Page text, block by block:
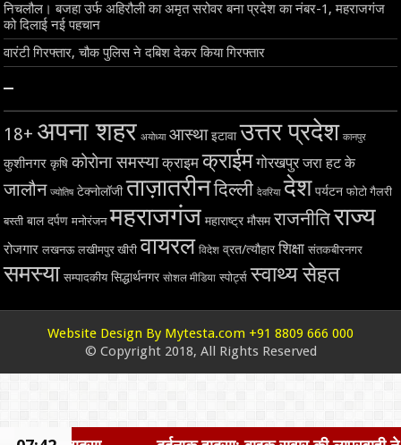
निचलौल। बजहा उर्फ अहिरौली का अमृत सरोवर बना प्रदेश का नंबर-1, महराजगंज
को दिलाई नई पहचान
वारंटी गिरफ्तार, चौक पुलिस ने दबिश देकर किया गिरफ्तार
–
18+ अपना शहर अयोध्या आस्था इटावा उत्तर प्रदेश कानपुर
कुशीनगर कृषि कोरोना समस्या क्राइम क्राईम गोरखपुर जरा हट के
जालौन ज्योतिष टेक्नोलॉजी ताज़ातरीनदिल्ली देवरिया देश पर्यटन फोटो गैलरी
बस्ती बाल दर्पण मनोरंजन महराजगंज महाराष्ट्र मौसम राजनीतिराज्य
रोजगार लखनऊ लखीमपुर खीरी वायरल विदेश व्रत/त्यौहार शिक्षा संतकबीरनगर
समस्या सम्पादकीय सिद्धार्थनगर सोशल मीडिया स्पोर्ट्स स्वाथ्य सेहत
Website Design By Mytesta.com +91 8809 666 000
© Copyright 2018, All Rights Reserved